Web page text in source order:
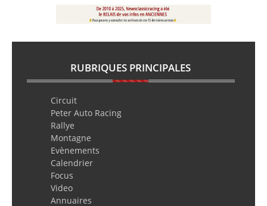
RUBRIQUES PRINCIPALES
Circuit
Peter Auto Racing
Rallye
Montagne
Evènements
Calendrier
Focus
Video
Annuaires